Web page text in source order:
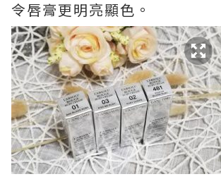
令唇膏更明亮顯色。